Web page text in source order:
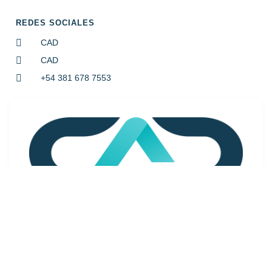
REDES SOCIALES
CAD
CAD
+54 381 678 7553